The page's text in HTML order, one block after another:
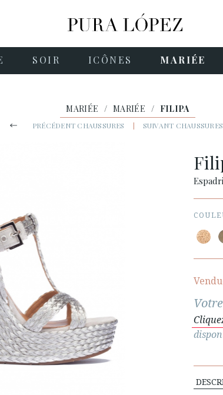
SOIR ICÔNES MARIÉE
MARIÉE / MARIÉE / FILIPA
PRÉCÉDENT CHAUSSURES | SUIVANT CHAUSSURES